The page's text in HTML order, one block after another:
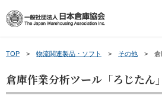
日本倉庫協会について
TOP 物流関連製品・ソフト その他 倉
倉庫作業分析ツール「ろじたん」